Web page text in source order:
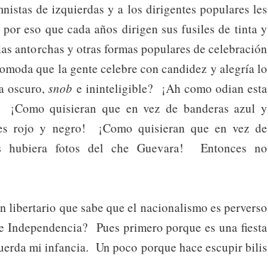
de izquierdas y a los dirigentes populares les
por eso que cada años dirigen sus fusiles de tinta y
antorchas y otras formas populares de celebración
que la gente celebre con candidez y alegría lo
oscuro,snob e ininteligible? ¡Ah como odian esta
¡Como quisieran que en vez de banderas azul y
rojo y negro! ¡Como quisieran que en vez de
hubiera fotos del che Guevara! Entonces no
libertario que sabe que el nacionalismo es perverso
Independencia? Pues primero porque es una fiesta
mi infancia. Un poco porque hace escupir bilis